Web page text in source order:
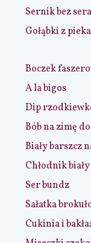
Sernik bez
Gołąbki z
Boczek
A la bigos
Dip
Bób na zimę
Biały barszcz
Chłodnik biały
Ser bundz
Sałatka
Cukinia i